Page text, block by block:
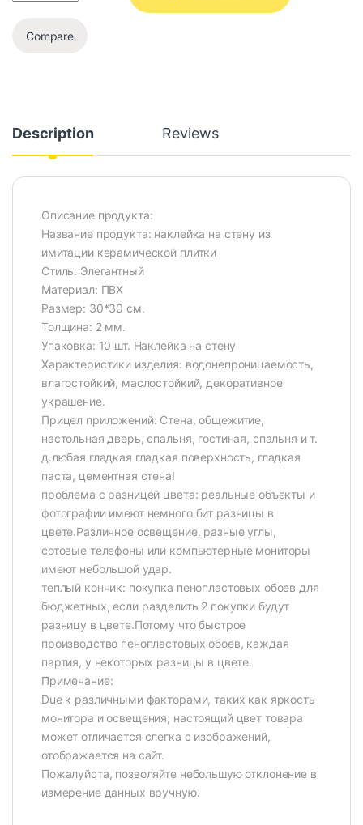
Compare
Description Reviews
Описание продукта:
Название продукта: наклейка на стену из
имитации керамической плитки
Стиль: Элегантный
Материал: ПВХ
Размер: 30*30 см.
Толщина: 2 мм.
Упаковка: 10 шт. Наклейка на стену
Характеристики изделия: водонепроницаемость,
влагостойкий, маслостойкий, декоративное
украшение.
Прицел приложений: Стена, общежитие,
настольная дверь, спальня, гостиная, спальня и т.
д.любая гладкая гладкая поверхность, гладкая
паста, цементная стена!
проблема с разницей цвета: реальные объекты и
фотографии имеют немного бит разницы в
цвете.Различное освещение, разные углы,
сотовые телефоны или компьютерные мониторы
имеют небольшой удар.
теплый кончик: покупка пенопластовых обоев для
бюджетных, если разделить 2 покупки будут
разницу в цвете.Потому что быстрое
производство пенопластовых обоев, каждая
партия, у некоторых разницы в цвете.
Примечание:
Due к различными факторами, таких как яркость
монитора и освещения, настоящий цвет товара
может отличается слегка с изображений,
отображается на сайт.
Пожалуйста, позволяйте небольшую отклонение в
измерение данных вручную.